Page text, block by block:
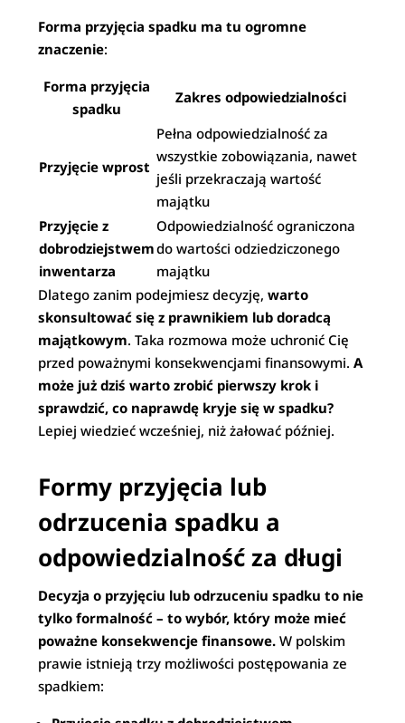
Forma przyjęcia spadku ma tu ogromne
znaczenie:
Forma przyjęcia
spadku
Zakres odpowiedzialności
Przyjęcie wprost
Pełna odpowiedzialność za
wszystkie zobowiązania, nawet
jeśli przekraczają wartość
majątku
Przyjęcie z
dobrodziejstwem
inwentarza
Odpowiedzialność ograniczona
do wartości odziedziczonego
majątku
Dlatego zanim podejmiesz decyzję,warto
skonsultować się z prawnikiem lub doradcą
majątkowym. Taka rozmowa może uchronić Cię
przed poważnymi konsekwencjami finansowymi.A
może już dziś warto zrobić pierwszy krok i
sprawdzić, co naprawdę kryje się w spadku?
Lepiej wiedzieć wcześniej, niż żałować później.
Formy przyjęcia lub
odrzucenia spadku a
odpowiedzialność za długi
Decyzja o przyjęciu lub odrzuceniu spadku to nie
tylko formalność – to wybór, który może mieć
poważne konsekwencje finansowe. W polskim
prawie istnieją trzy możliwości postępowania ze
spadkiem: